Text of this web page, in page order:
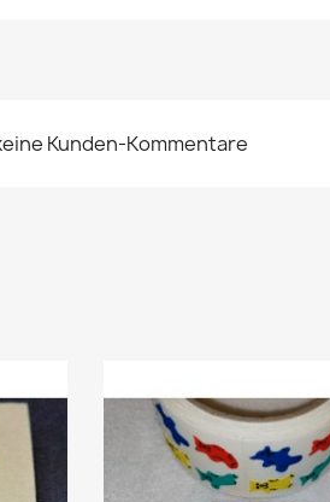
Kunden-Kommentare